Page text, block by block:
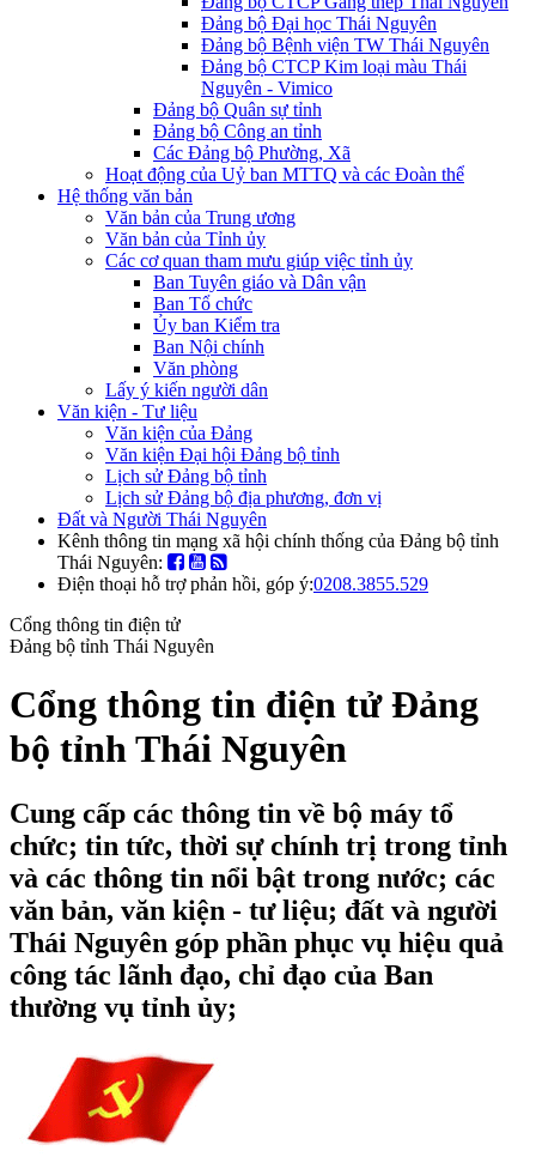
Đảng bộ Đại học Thái Nguyên
Đảng bộ Bệnh viện TW Thái Nguyên
Đảng bộ CTCP Kim loại màu Thái
Nguyên - Vimico
Đảng bộ Quân sự tỉnh
Đảng bộ Công an tỉnh
Các Đảng bộ Phường, Xã
Hoạt động của Uỷ ban MTTQ và các Đoàn thể
Hệ thống văn bản
Văn bản của Trung ương
Văn bản của Tỉnh ủy
Các cơ quan tham mưu giúp việc tỉnh ủy
Ban Tuyên giáo và Dân vận
Ban Tổ chức
Ủy ban Kiểm tra
Ban Nội chính
Văn phòng
Lấy ý kiến người dân
Văn kiện - Tư liệu
Văn kiện của Đảng
Văn kiện Đại hội Đảng bộ tỉnh
Lịch sử Đảng bộ tỉnh
Lịch sử Đảng bộ địa phương, đơn vị
Đất và Người Thái Nguyên
Kênh thông tin mạng xã hội chính thống của Đảng bộ tỉnh
Thái Nguyên:
Điện thoại hỗ trợ phản hồi, góp ý:0208.3855.529
Cổng thông tin điện tử
Đảng bộ tỉnh Thái Nguyên
Cổng thông tin điện tử Đảng
bộ tỉnh Thái Nguyên
Cung cấp các thông tin về bộ máy tổ
chức; tin tức, thời sự chính trị trong tỉnh
và các thông tin nổi bật trong nước; các
văn bản, văn kiện - tư liệu; đất và người
Thái Nguyên góp phần phục vụ hiệu quả
công tác lãnh đạo, chỉ đạo của Ban
thường vụ tỉnh ủy;